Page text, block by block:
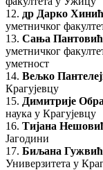
12. др Дарко Хинић
уметничког
13. Сања Пантовић
уметничког
уметност
14. Вељко
Крагујевцу
15. Димитрије
наука у Крагујевцу
16. Тијана
Јагодини
17. Биљана Гужвић
Универзитета у